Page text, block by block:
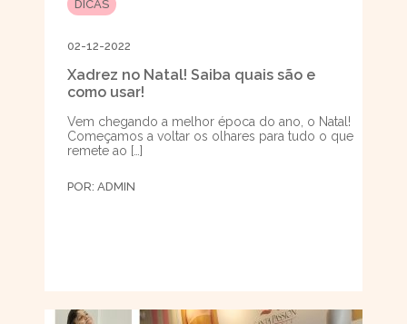
DICAS
02-12-2022
Xadrez no Natal! Saiba quais são e
como usar!
Vem chegando a melhor época do ano, o Natal!
Começamos a voltar os olhares para tudo o que
remete ao […]
POR: ADMIN